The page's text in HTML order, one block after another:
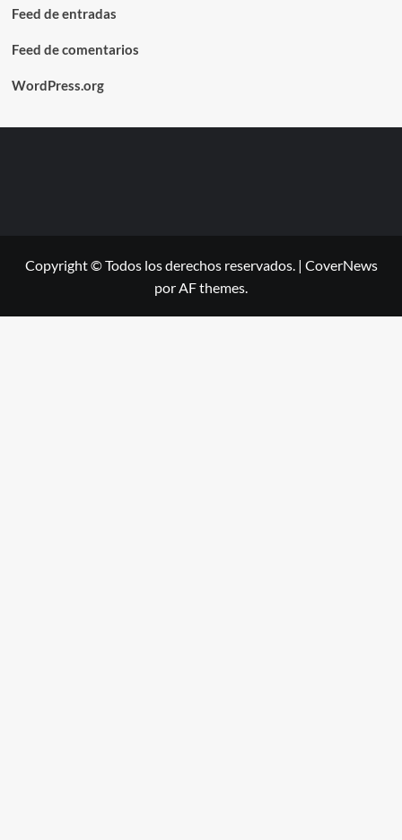
Feed de entradas
Feed de comentarios
WordPress.org
Copyright © Todos los derechos reservados. | CoverNews
por AF themes.